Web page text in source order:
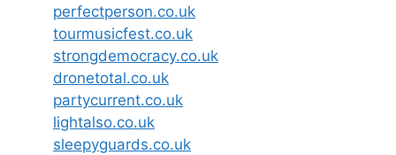
perfectperson.co.uk
tourmusicfest.co.uk
strongdemocracy.co.uk
dronetotal.co.uk
partycurrent.co.uk
lightalso.co.uk
sleepyguards.co.uk